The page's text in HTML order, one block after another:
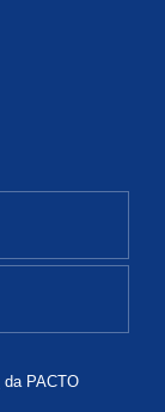
da PACTO